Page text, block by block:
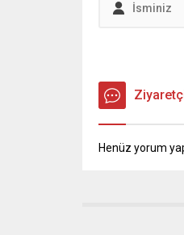
Henüz yorum